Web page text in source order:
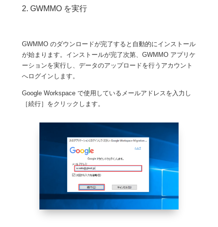
2. GWMMO を実行
GWMMO のダウンロードが完了すると自動的にインストール
が始まります。インストールが完了次第、GWMMO アプリケ
ーションを実行し、データのアップロードを行うアカウント
へログインします。
Google Workspace で使用しているメールアドレスを入力し
［続行］をクリックします。